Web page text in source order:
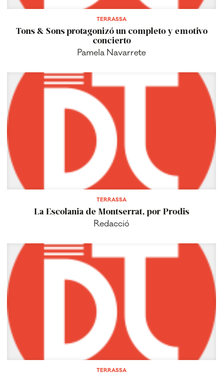
TERRASSA
Tons & Sons protagonizó un completo y emotivo
concierto
Pamela Navarrete
TERRASSA
La Escolania de Montserrat, por Prodis
Redacció
TERRASSA